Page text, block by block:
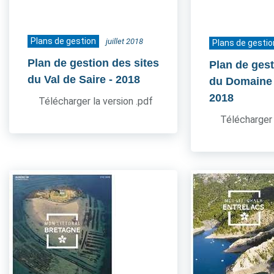
Plans de gestion juillet 2018
Plan de gestion des sites
du Val de Saire - 2018
Télécharger la version .pdf
Plans de
Plan de
du
2018